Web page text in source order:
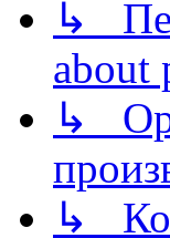
↳
about
↳
↳